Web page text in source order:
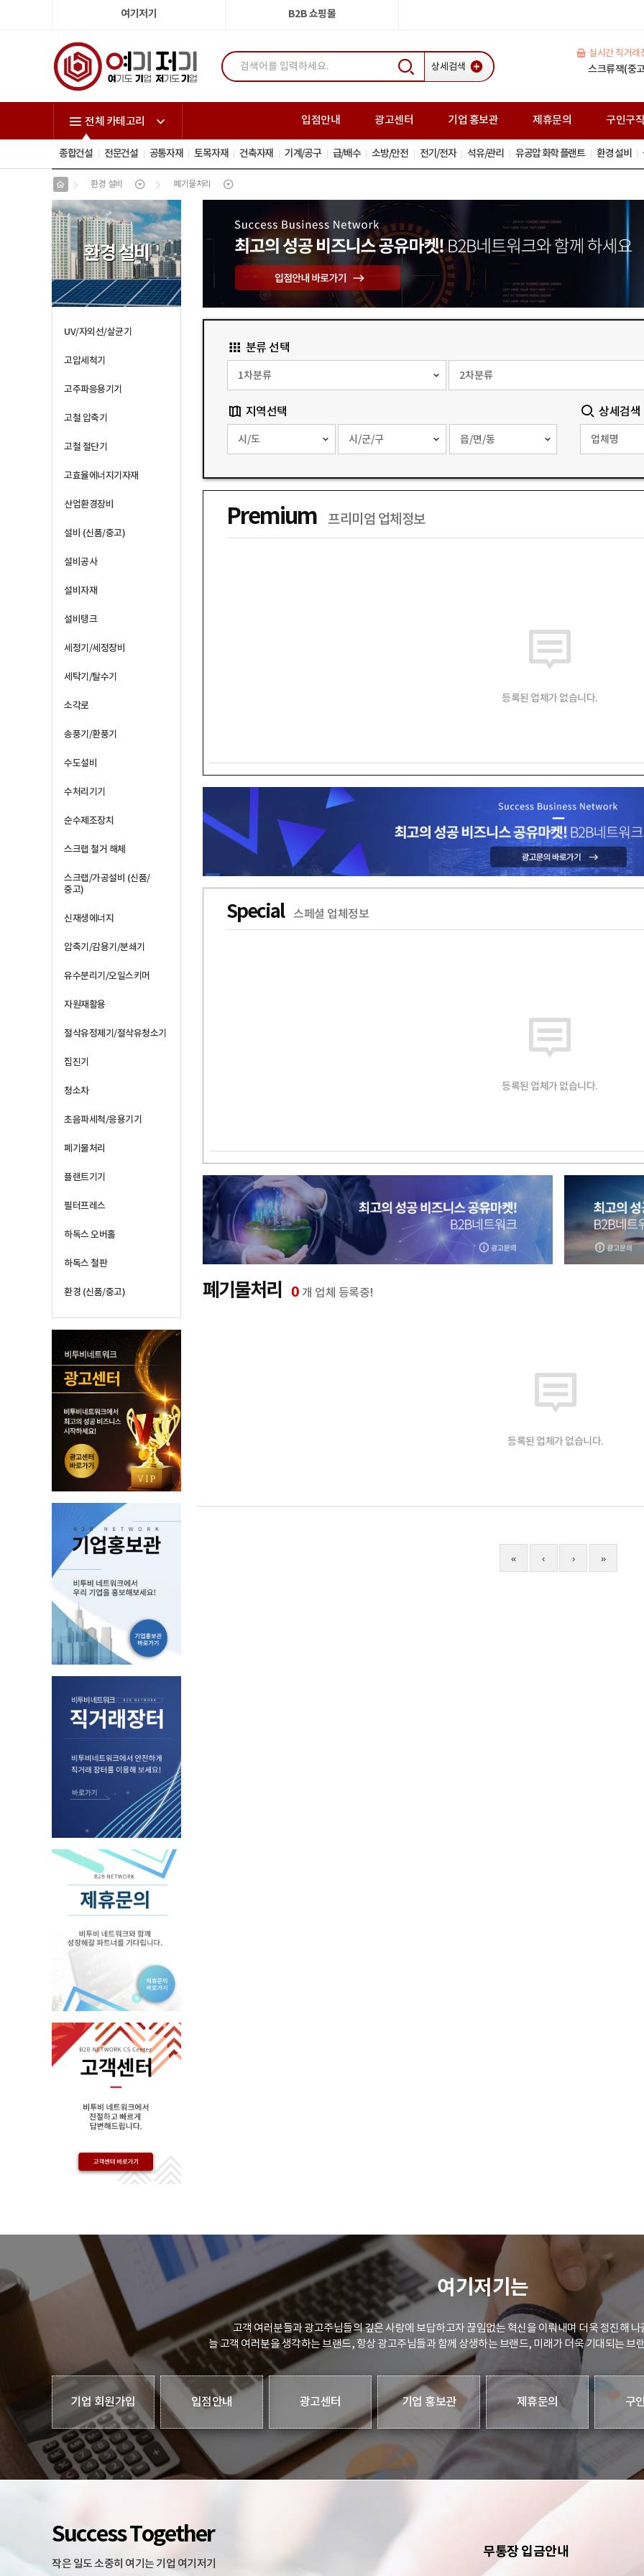
여기저기 B2B 쇼핑몰
상세검색
실시간 직거래
H빔(중고)
일반복공판 (
스크류잭(중
전체 카테고리 입점안내 광고센터 기업 홍보관 제휴문의 구인구직
종합건설 전문건설 공통자재 토목자재 건축자재 기계/공구 급/배수 소방/안전 전기/전자 석유/관리 유공압 화학 플랜트 환경 설비
환경 설비 폐기물처리
환경 설비
UV/자외선/살균기
고압세척기
고주파응용기기
고철 압축기
고철 절단기
고효율에너지기자재
산업환경장비
설비 (신품/중고)
설비공사
설비자재
설비탱크
세정기/세정장비
세탁기/탈수기
소각로
송풍기/환풍기
수도설비
수처리기기
순수제조장치
스크랩 철거 해체
스크랩/가공설비 (신품/
중고)
신재생에너지
압축기/감용기/분쇄기
유수분리기/오일스키머
자원재활용
절삭유정제기/절삭유청소기
집진기
청소차
초음파세척/응용기기
폐기물처리
플랜트기기
필터프레스
하독스 오버홀
하독스 철판
환경 (신품/중고)
분류 선택
지역선택 상세검색
Premium 프리미엄 업체정보
등록된 업체가 없습니다.
Special 스페셜 업체정보
등록된 업체가 없습니다.
폐기물처리 0 개 업체 등록중!
등록된 업체가 없습니다.
« ‹ › »
여기저기는
고객 여러분들과 광고주님들의 깊은 사랑에 보답하고자 끊임없는 혁신을 이뤄내며 더욱 정진해
늘 고객 여러분을 생각하는 브랜드, 항상 광고주님들과 함께 상생하는 브랜드, 미래가 더욱 기대되는 브
기업 회원가입 입점안내 광고센터 기업 홍보관 제휴문의 구
Success Together
작은 일도 소중히 여기는 기업 여기저기
무통장 입금안내